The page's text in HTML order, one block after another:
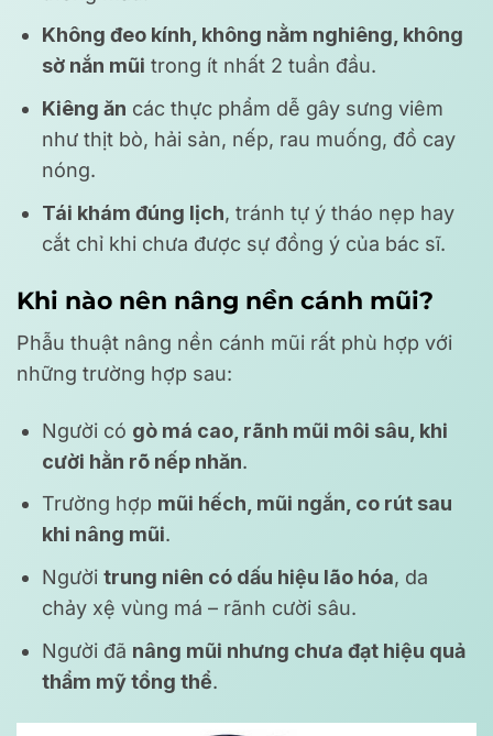
Không đeo kính, không nằm nghiêng, không
sờ nắn mũi trong ít nhất 2 tuần đầu.
Kiêng ăn các thực phẩm dễ gây sưng viêm
như thịt bò, hải sản, nếp, rau muống, đồ cay
nóng.
Tái khám đúng lịch, tránh tự ý tháo nẹp hay
cắt chỉ khi chưa được sự đồng ý của bác sĩ.
Khi nào nên nâng nền cánh mũi?
Phẫu thuật nâng nền cánh mũi rất phù hợp với
những trường hợp sau:
Người có gò má cao, rãnh mũi môi sâu, khi
cười hằn rõ nếp nhăn.
Trường hợp mũi hếch, mũi ngắn, co rút sau
khi nâng mũi.
Ngườitrung niên có dấu hiệu lão hóa, da
chảy xệ vùng má – rãnh cười sâu.
Người đã nâng mũi nhưng chưa đạt hiệu quả
thẩm mỹ tổng thể.